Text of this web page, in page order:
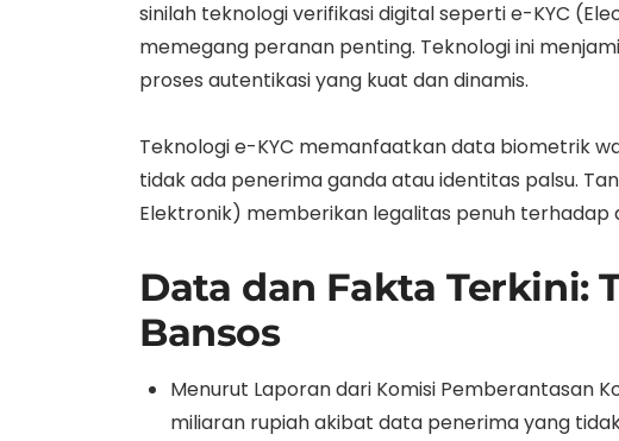
sinilah teknologi verifikasi digital seperti e-KYC
memegang peranan penting. Teknologi ini
proses autentikasi yang kuat dan dinamis.
Teknologi e-KYC memanfaatkan data biometrik
tidak ada penerima ganda atau identitas palsu.
Elektronik) memberikan legalitas penuh
Data dan Fakta Terkini:
Bansos
Menurut Laporan dari Komisi Pemberantasan
miliaran rupiah akibat data penerima yang